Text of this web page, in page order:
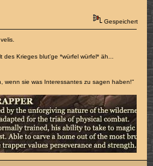
Gespeichert
Krieges blut'ge *würfel würfel* äh...
wenn sie was Interessantes zu sagen haben!"